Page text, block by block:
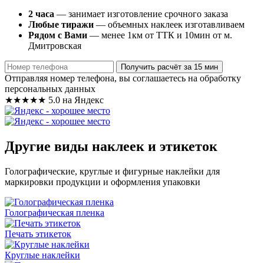
2 часа — занимает изготовление срочного заказа
Любые тиражи — объемных наклеек изготавливаем
Рядом с Вами — менее 1км от ТТК и 10мин от м.
Дмитровская
Получить расчёт за 15 мин
Отправляя номер телефона, вы соглашаетесь на обработку
персональных данных
★★★★★ 5.0 на Яндекс
Другие виды наклеек и этикеток
Голографические, круглые и фигурные наклейки для
маркировки продукции и оформления упаковки
Голографическая пленка
Печать этикеток
Круглые наклейки